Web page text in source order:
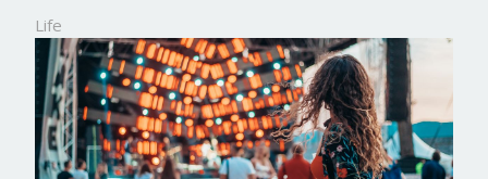
Life